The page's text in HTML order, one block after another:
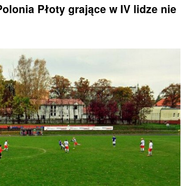
Płoty grające w IV lidze nie